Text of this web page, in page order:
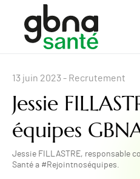
ALLER AU CONTENU
ALLER AU MENU
ALLER À LA RECHERCHE
13 juin 2023 - Recrutement
Jessie
équipes
Jessie FILLASTRE, responsable
Santé a #Rejointnoséquipes.